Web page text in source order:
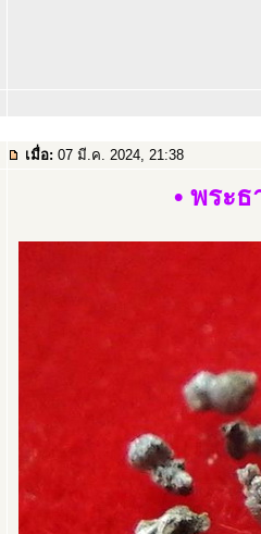
เมื่อ: 07 มี.ค. 2024, 21:38
• พระ